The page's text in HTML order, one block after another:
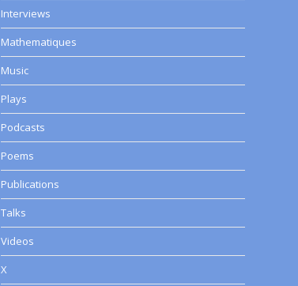
Interviews
Mathematiques
Music
Plays
Podcasts
Poems
Publications
Talks
Videos
X